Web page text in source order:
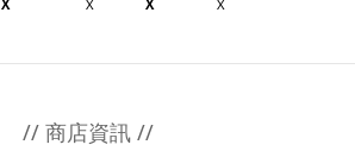
X X X X
// 商店資訊 //